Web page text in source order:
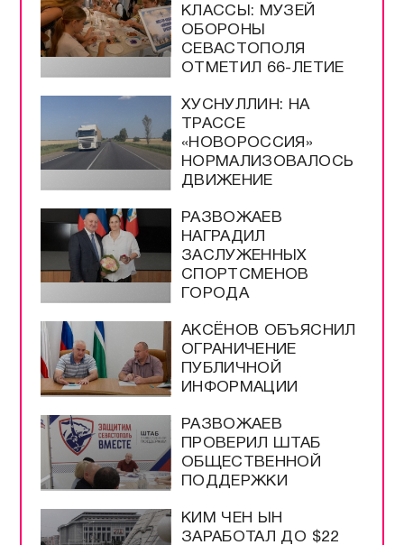
КЛАССЫ: МУЗЕЙ
ОБОРОНЫ
СЕВАСТОПОЛЯ
ОТМЕТИЛ 66-ЛЕТИЕ
ХУСНУЛЛИН: НА
ТРАССЕ
«НОВОРОССИЯ»
НОРМАЛИЗОВАЛОСЬ
ДВИЖЕНИЕ
РАЗВОЖАЕВ
НАГРАДИЛ
ЗАСЛУЖЕННЫХ
СПОРТСМЕНОВ
ГОРОДА
АКСЁНОВ ОБЪЯСНИЛ
ОГРАНИЧЕНИЕ
ПУБЛИЧНОЙ
ИНФОРМАЦИИ
РАЗВОЖАЕВ
ПРОВЕРИЛ ШТАБ
ОБЩЕСТВЕННОЙ
ПОДДЕРЖКИ
КИМ ЧЕН ЫН
ЗАРАБОТАЛ ДО $22